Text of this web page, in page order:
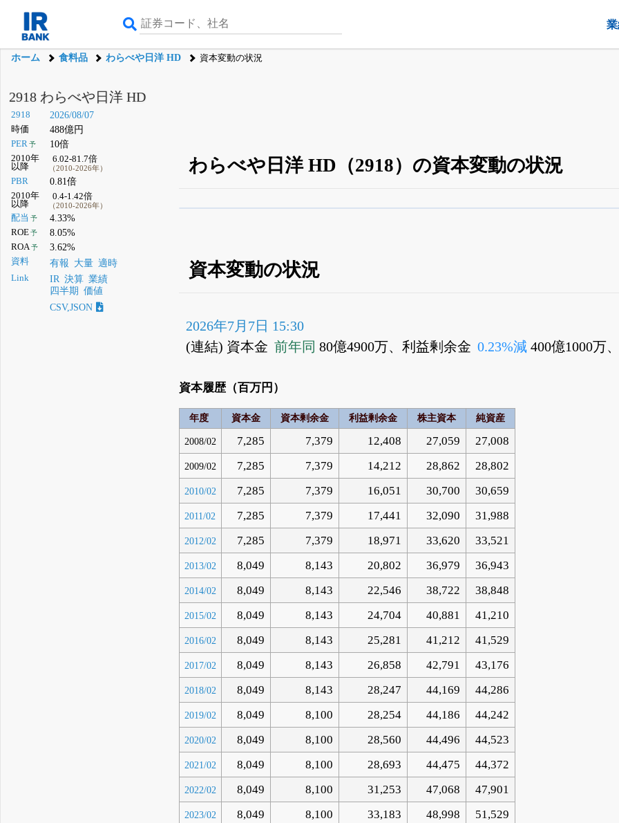
ホーム 食料品 わらべや日洋 HD 資本変動の状況
2918 わらべや日洋 HD
2918 2026/08/07
時価 488億円
PER予 10倍
2010年
以降
6.02-81.7倍
（2010-2026年）
PBR 0.81倍
2010年
以降
0.4-1.42倍
（2010-2026年）
配当 予 4.33%
ROE予 8.05%
ROA予 3.62%
資料 有報 大量 適時
Link IR 決算 業績
四半期
価値
CSV,JSON
わらべや日洋 HD（2918）の資本変動の状況
登録すると永久30%OFFと米株版の先行利用も付きます
資本変動の状況
2026年7月7日 15:30
(連結) 資本金 前年同 80億4900万、利益剰余金 0.23%減 400億1000万
資本履歴（百万円）
年度 資本金 資本剰余金 利益剰余金 株主資本 純資産
2008/02 7,285 7,379 12,408 27,059 27,008
2009/02 7,285 7,379 14,212 28,862 28,802
2010/02 7,285 7,379 16,051 30,700 30,659
2011/02 7,285 7,379 17,441 32,090 31,988
2012/02 7,285 7,379 18,971 33,620 33,521
2013/02 8,049 8,143 20,802 36,979 36,943
2014/02 8,049 8,143 22,546 38,722 38,848
2015/02 8,049 8,143 24,704 40,881 41,210
2016/02 8,049 8,143 25,281 41,212 41,529
2017/02 8,049 8,143 26,858 42,791 43,176
2018/02 8,049 8,143 28,247 44,169 44,286
2019/02 8,049 8,100 28,254 44,186 44,242
2020/02 8,049 8,100 28,560 44,496 44,523
2021/02 8,049 8,100 28,693 44,475 44,372
2022/02 8,049 8,100 31,253 47,068 47,901
2023/02 8,049 8,100 33,183 48,998 51,529